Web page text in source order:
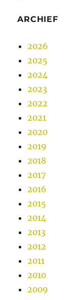
ARCHIEF
2026
2025
2024
2023
2022
2021
2020
2019
2018
2017
2016
2015
2014
2013
2012
2011
2010
2009